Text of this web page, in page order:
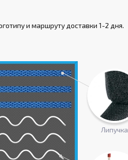
и маршруту доставки 1-2 дня.
Липучка